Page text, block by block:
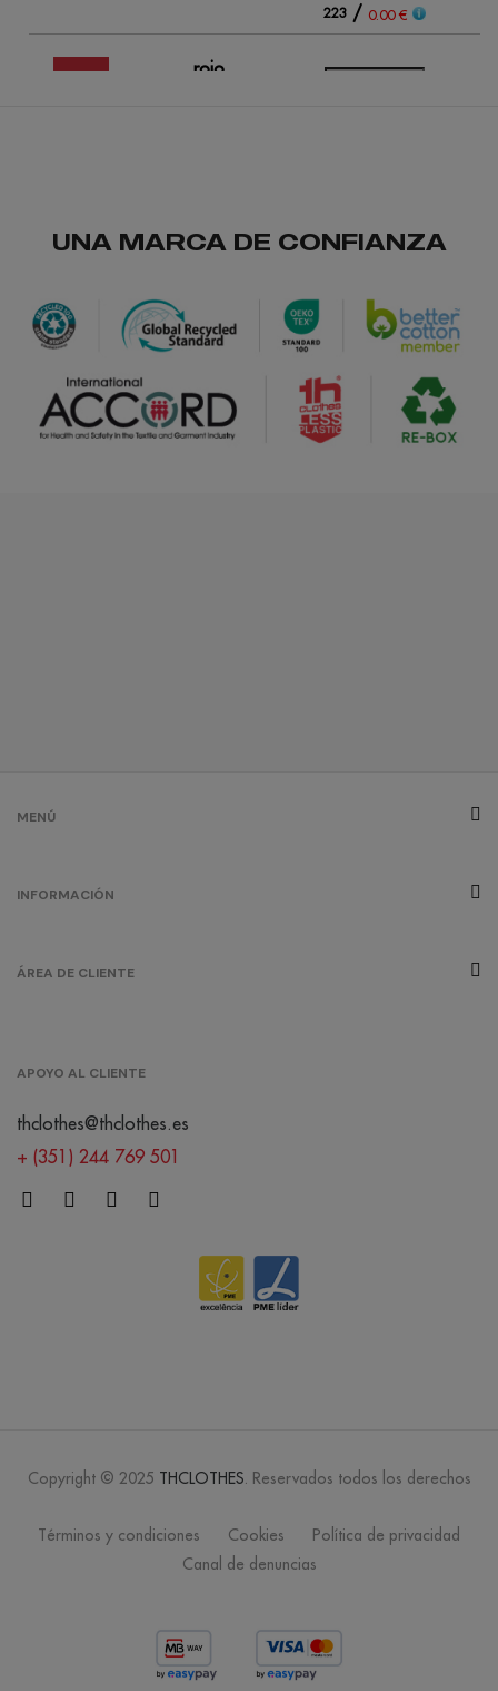
223/ 0.00 €
rojo
236/0.00 €
UNA MARCA DE CONFIANZA
MENÚ
INFORMACIÓN
ÁREA DE CLIENTE
APOYO AL CLIENTE
thclothes@thclothes.es
+ (351) 244 769 501
Copyright © 2025 THCLOTHES. Reservados todos los derechos
Términos y condiciones Cookies
Política de privacidad
Canal de denuncias